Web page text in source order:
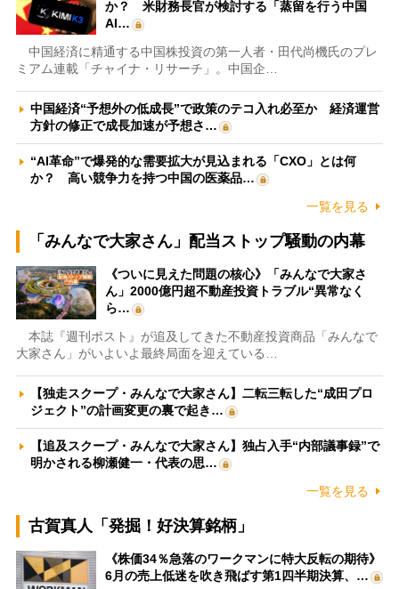
か？ 米財務長官が検討する「蒸留を行う中国
AI…
中国経済に精通する中国株投資の第一人者・田代尚機氏のプレ
ミアム連載「チャイナ・リサーチ」。中国企…
中国経済“予想外の低成長”で政策のテコ入れ必至か 経済運営
方針の修正で成長加速が予想さ…
“AI革命”で爆発的な需要拡大が見込まれる「CXO」とは何
か？ 高い競争力を持つ中国の医薬品…
一覧を見る
「みんなで大家さん」配当ストップ騒動の内幕
《ついに見えた問題の核心》「みんなで大家さ
ん」2000億円超不動産投資トラブル“異常なく
ら…
本誌『週刊ポスト』が追及してきた不動産投資商品「みんなで
大家さん」がいよいよ最終局面を迎えている…
【独走スクープ・みんなで大家さん】二転三転した“成田プロ
ジェクト”の計画変更の裏で起き…
【追及スクープ・みんなで大家さん】独占入手“内部議事録”で
明かされる柳瀬健一・代表の思…
一覧を見る
古賀真人「発掘！好決算銘柄」
《株価34％急落のワークマンに特大反転の期待》
6月の売上低迷を吹き飛ばす第1四半期決算、…